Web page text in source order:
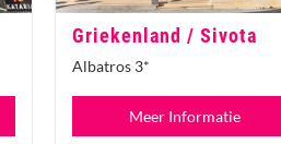
Griekenland / Sivota
Albatros 3*
Meer Informatie